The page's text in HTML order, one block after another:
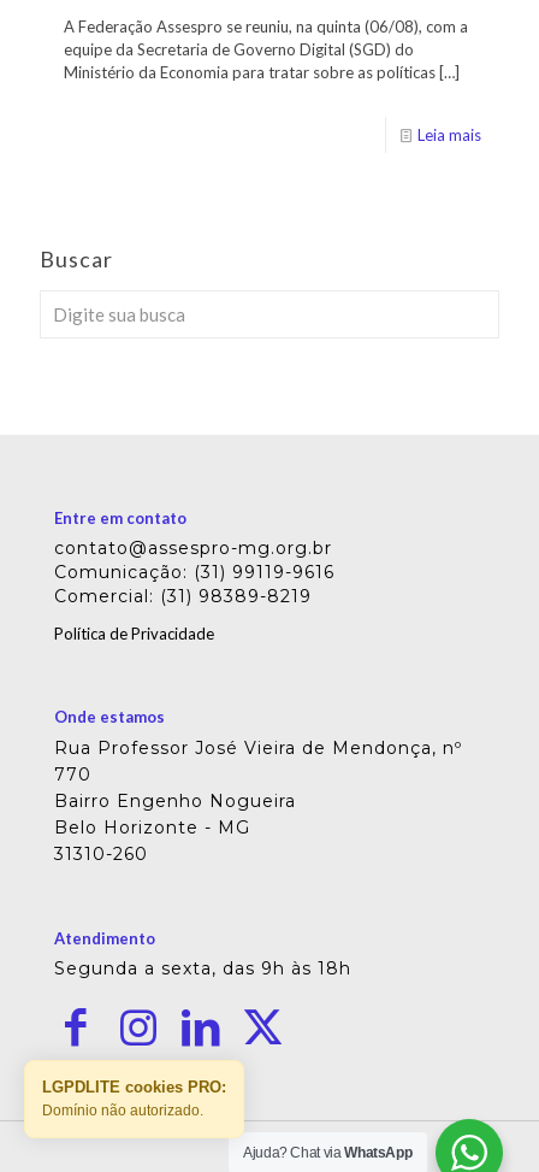
A Federação Assespro se reuniu, na quinta (06/08), com a
equipe da Secretaria de Governo Digital (SGD) do
Ministério da Economia para tratar sobre as políticas […]
Leia mais
Buscar
Entre em contato
contato@assespro-mg.org.br
Comunicação: (31) 99119-9616
Comercial: (31) 98389-8219
Política de Privacidade
Onde estamos
Rua Professor José Vieira de Mendonça, nº
770
Bairro Engenho Nogueira
Belo Horizonte - MG
31310-260
Atendimento
Segunda a sexta, das 9h às 18h
Ajuda? Chat viaWhatsApp
LGPDLITE cookies PRO:
Domínio não autorizado.